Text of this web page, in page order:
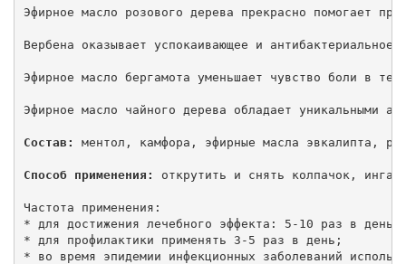
Эфирное масло розового дерева прекрасно помогает
Вербена оказывает успокаивающее и
Эфирное масло бергамота уменьшает чувство боли в
Эфирное масло чайного дерева обладает уникальными
Состав: ментол, камфора, эфирные масла эвкалипта,
Способ применения: открутить и снять колпачок,
Частота применения:
* для достижения лечебного эффекта: 5-10 раз в день
* для профилактики применять 3-5 раз в день;
* во время эпидемии инфекционных заболеваний